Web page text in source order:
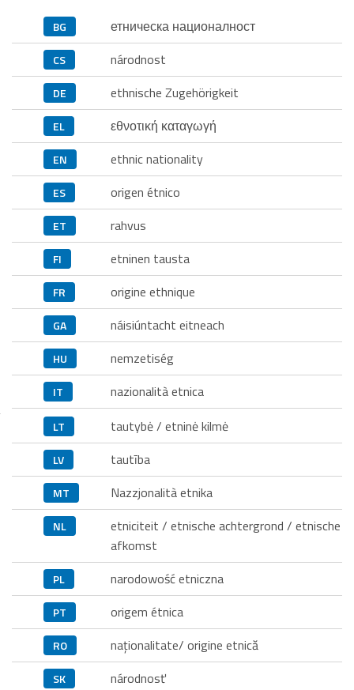
BG етническа националност
CS národnost
DE ethnische Zugehörigkeit
EL εθνοτική καταγωγή
EN ethnic nationality
ES origen étnico
ET rahvus
FI etninen tausta
FR origine ethnique
GA náisiúntacht eitneach
HU nemzetiség
IT nazionalità etnica
LT tautybė / etninė kilmė
LV tautība
MT Nazzjonalità etnika
NL
etniciteit / etnische achtergrond / etnische
afkomst
PL narodowość etniczna
PT origem étnica
RO naţionalitate/ origine etnică
SK národnosť